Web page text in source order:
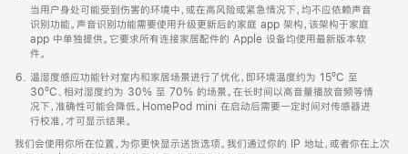
当用户身处可能受到伤害的环境中，或在高风险或紧急情况下，均不应依赖声音
识别功能。声音识别功能需要使用升级更新后的家庭 app 架构，该架构于家庭
app 中单独提供。它要求所有连接家居配件的 Apple 设备均使用最新版本软
件。
温湿度感应功能针对室内和家居场景进行了优化，即环境温度约为 15ºC 至
30ºC、相对湿度约为 30% 至 70% 的场景。在长时间以高音量播放音频等情
况下，准确性可能会降低。HomePod mini 在启动后需要一定时间对传感器进
行校准，才可显示结果。
我们会使用你所在位置，为你更快显示送货选项。我们通过你的 IP 地址，或者你在上次